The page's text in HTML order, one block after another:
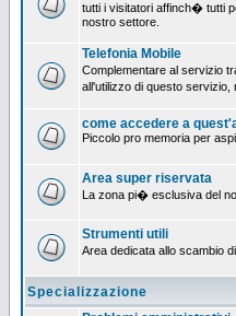
tutti i visitatori affinch� tutti
nostro settore.
Telefonia Mobile
Complementare al servizio
all'utilizzo di questo
come accedere a
Piccolo pro memoria per
Area super riservata
La zona pi� esclusiva del
Strumenti utili
Area dedicata allo scambio
Specializzazione